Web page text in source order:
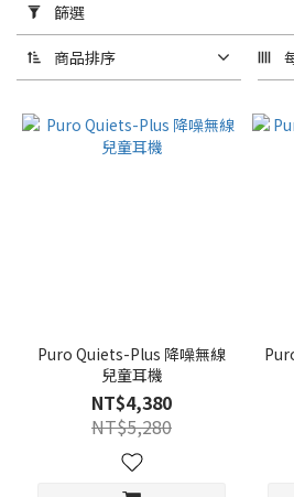
用
篩
選
(0/20)
價格
篩選
商品排序
Puro Quiets-Plus 降噪無線
兒童耳機
NT$4,380
NT$5,280